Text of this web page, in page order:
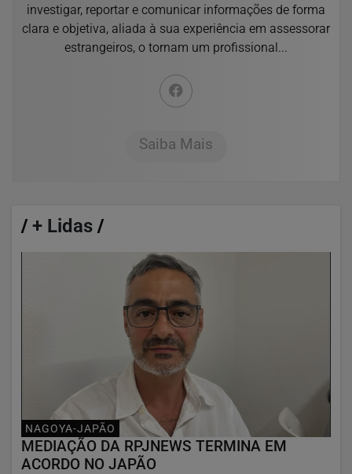
investigar, reportar e comunicar informações de forma
clara e objetiva, aliada à sua experiência em assessorar
estrangeiros, o tornam um profissional...
Saiba Mais
/ + Lidas /
NAGOYA-JAPÃO
MEDIAÇÃO DA RPJNEWS TERMINA EM
ACORDO NO JAPÃO